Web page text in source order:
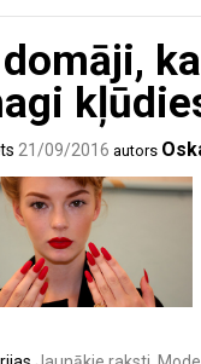
21/09/2016 autors